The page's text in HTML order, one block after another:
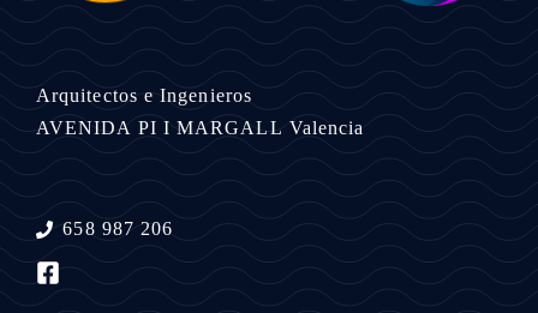
Arquitectos e Ingenieros
AVENIDA PI I MARGALL Valencia
658 987 206